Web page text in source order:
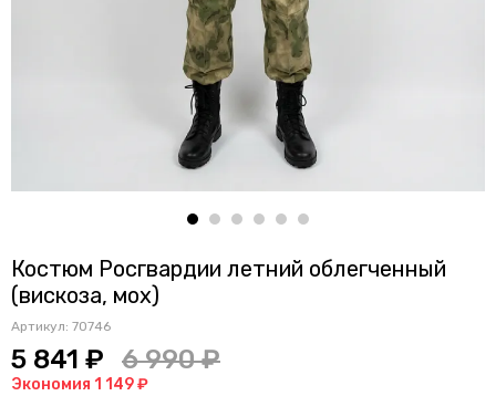
Костюм Росгвардии летний облегченный
(вискоза, мох)
Артикул: 70746
5 841 ₽ 6 990 ₽
Экономия 1 149 ₽